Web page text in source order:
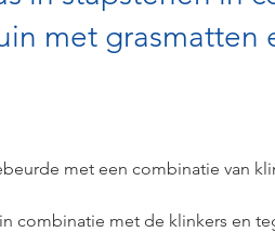
met grasmatten
met een combinatie van
combinatie met de klinkers en